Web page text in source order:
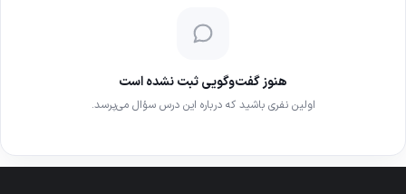
هنوز گفت‌وگویی ثبت نشده است
اولین نفری باشید که درباره این درس سؤال می‌پرسد.